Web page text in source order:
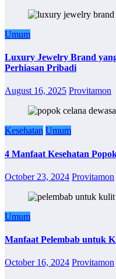
Umum
Luxury Jewelry Brand
Perhiasan Pribadi
August 16, 2025 Provitamon
Kesehatan Umum
4 Manfaat Kesehatan
October 23, 2024 Provitamon
Umum
Manfaat Pelembab untuk
October 16, 2024 Provitamon